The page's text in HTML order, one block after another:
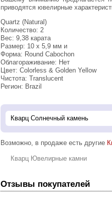
приводятся ювелирные
Quartz (Natural)
Количество: 2
Вес: 9,38 карата
Размер: 10 х 5,9 мм и
Форма: Round Cabochon
Облагораживание: Нет
Цвет: Colorless & Golden Yellow
Чистота: Translucent
Регион: Brazil
Возможно, в продаже есть другие
Кварц Ювелирные камни
Отзывы покупателей